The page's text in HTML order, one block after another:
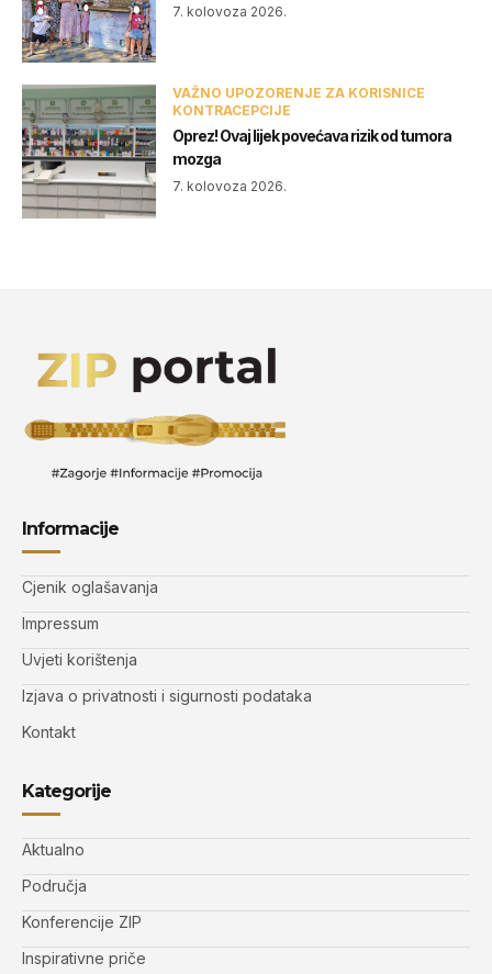
7. kolovoza 2026.
VAŽNO UPOZORENJE ZA KORISNICE
KONTRACEPCIJE
Oprez! Ovaj lijek povećava rizik od tumora
mozga
7. kolovoza 2026.
Informacije
Cjenik oglašavanja
Impressum
Uvjeti korištenja
Izjava o privatnosti i sigurnosti podataka
Kontakt
Kategorije
Aktualno
Područja
Konferencije ZIP
Inspirativne priče